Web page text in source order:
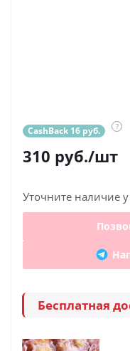
CashBack 16 руб. ?
310 руб./шт
Уточните наличие
Бесплатная